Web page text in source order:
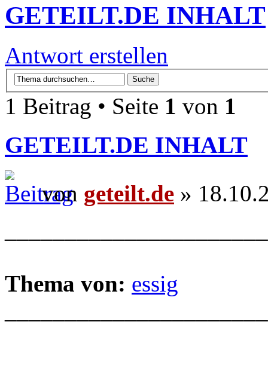
GETEILT.DE INHALT
Antwort erstellen
1 Beitrag • Seite 1 von 1
GETEILT.DE INHALT
von geteilt.de »
Thema von: essig